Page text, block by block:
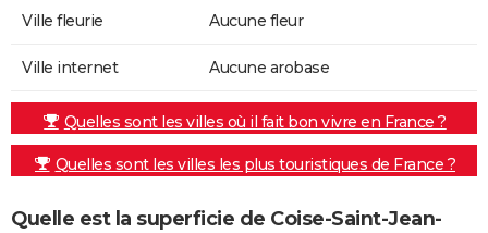
Ville fleurie Aucune fleur
Ville internet Aucune arobase
Quelles sont les villes où il fait bon vivre en France ?
Quelles sont les villes les plus touristiques de France ?
Quelle est la superficie de Coise-Saint-Jean-